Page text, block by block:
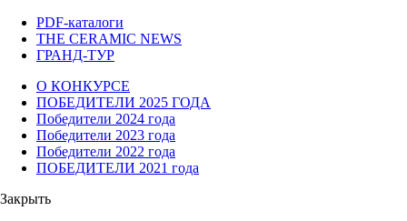
PDF-каталоги
THE CERAMIC NEWS
ГРАНД-ТУР
О КОНКУРСЕ
ПОБЕДИТЕЛИ 2025 ГОДА
Победители 2024 года
Победители 2023 года
Победители 2022 года
ПОБЕДИТЕЛИ 2021 года
Закрыть